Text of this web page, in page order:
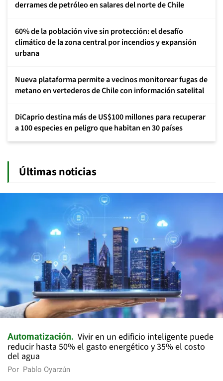
derrames de petróleo en salares del norte de Chile
60% de la población vive sin protección: el desafío
climático de la zona central por incendios y expansión
urbana
Nueva plataforma permite a vecinos monitorear fugas de
metano en vertederos de Chile con información satelital
DiCaprio destina más de US$100 millones para recuperar
a 100 especies en peligro que habitan en 30 países
Últimas noticias
Automatización
Vivir en un edificio inteligente puede
reducir hasta 50% el gasto energético y 35% el costo
del agua
Por Pablo Oyarzún